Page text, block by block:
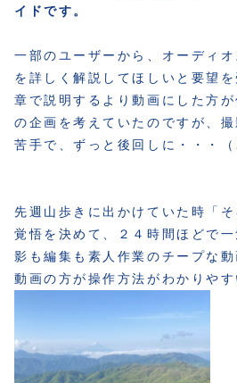
イドです。
一部のユーザーから、オーディ
を詳しく解説してほしいと要望
章で説明するより動画にした方
の企画を考えていたのですが、
苦手で、ずっと後回しに・・・（
先週山歩きに出かけていた時「
覚悟を決めて、２４時間ほどで
影も編集も素人作業のチープな
動画の方が操作方法がわかりやす